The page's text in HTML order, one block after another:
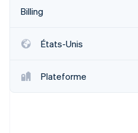
Billing
États-Unis
Plateforme